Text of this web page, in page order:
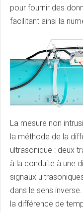
pour fournir des
facilitant ainsi la
La mesure non
la méthode de la
ultrasonique : deux
à la conduite à une
signaux
dans le sens
la différence de